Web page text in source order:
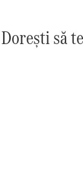
Dorești să